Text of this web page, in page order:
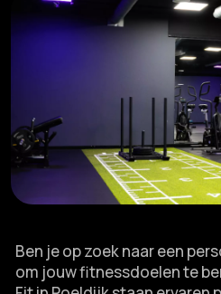
Ben je op zoek naar een
om jouw fitnessdoelen te